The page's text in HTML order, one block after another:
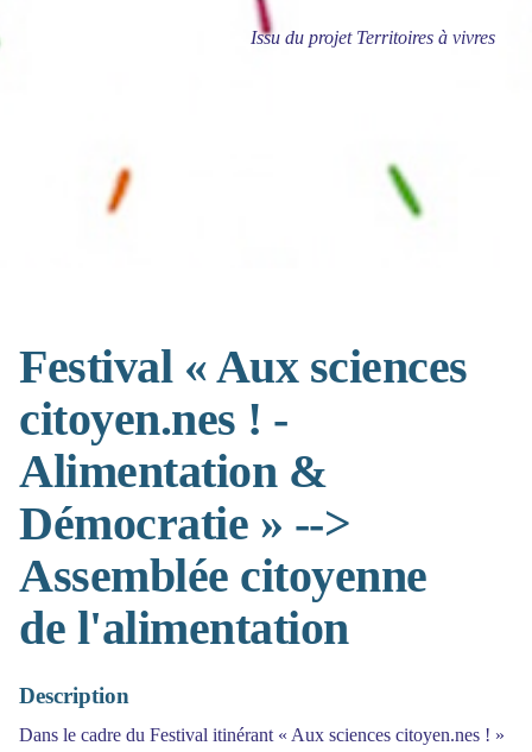
Issu du projet Territoires à vivres
Festival « Aux sciences
citoyen.nes ! -
Alimentation &
Démocratie » -->
Assemblée citoyenne
de l'alimentation
Description
Dans le cadre du Festival itinérant « Aux sciences citoyen.nes ! »